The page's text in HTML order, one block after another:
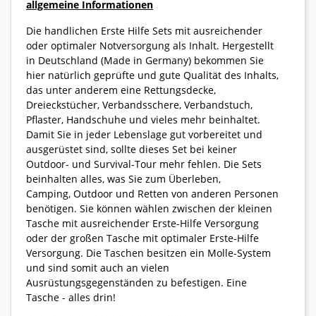
allgemeine Informationen
Die handlichen Erste Hilfe Sets mit ausreichender
oder optimaler Notversorgung als Inhalt. Hergestellt
in Deutschland (Made in Germany) bekommen Sie
hier natürlich geprüfte und gute Qualität des Inhalts,
das unter anderem eine Rettungsdecke,
Dreieckstücher, Verbandsschere, Verbandstuch,
Pflaster, Handschuhe und vieles mehr beinhaltet.
Damit Sie in jeder Lebenslage gut vorbereitet und
ausgerüstet sind, sollte dieses Set bei keiner
Outdoor- und Survival-Tour mehr fehlen. Die Sets
beinhalten alles, was Sie zum Überleben,
Camping, Outdoor und Retten von anderen Personen
benötigen. Sie können wählen zwischen der kleinen
Tasche mit ausreichender Erste-Hilfe Versorgung
oder der großen Tasche mit optimaler Erste-Hilfe
Versorgung. Die Taschen besitzen ein Molle-System
und sind somit auch an vielen
Ausrüstungsgegenständen zu befestigen. Eine
Tasche - alles drin!